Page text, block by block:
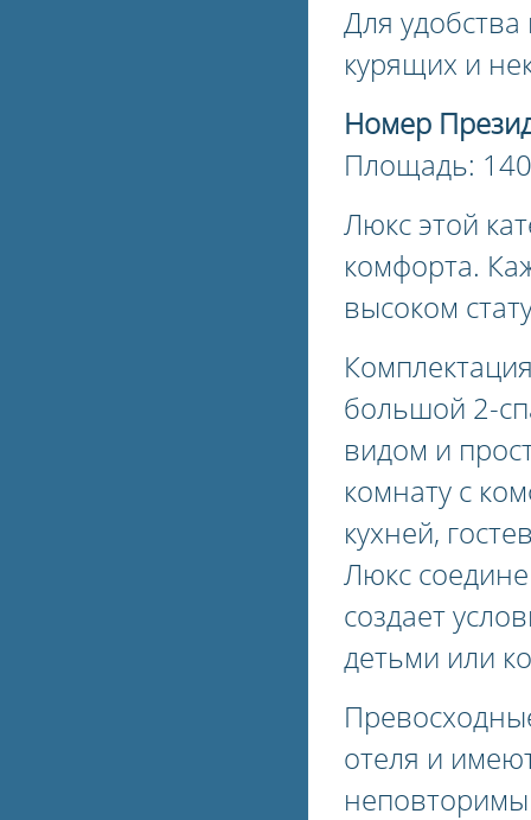
Для удобства
курящих и
Номер
Площадь:
Люкс этой
комфорта.
высоком
большой 2-
видом и
комнату с
кухней,
Люкс
создает
детьми или
отеля и